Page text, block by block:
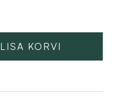
LISA KORVI